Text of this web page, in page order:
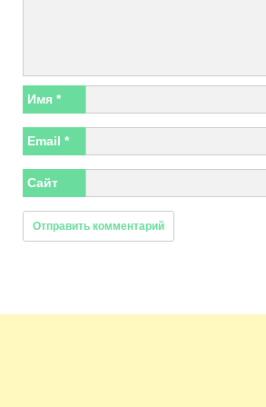
Имя *
Email *
Сайт